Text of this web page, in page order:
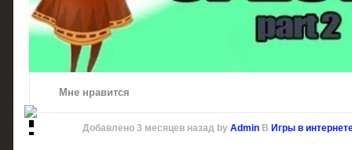
Мне нравится
Добавлено3 месяцев назад byAdmin В Игры в